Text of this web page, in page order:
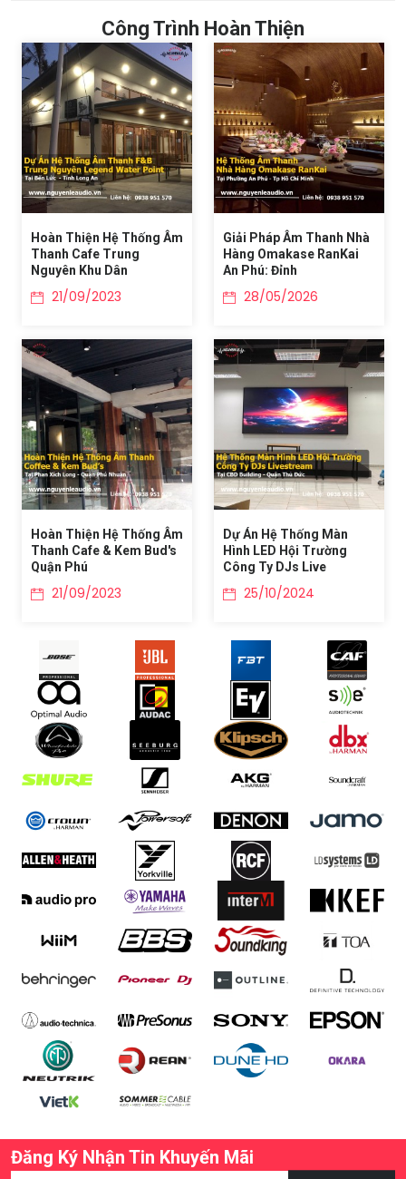
Công Trình Hoàn Thiện
Hoàn Thiện Hệ Thống Âm
Thanh Cafe Trung
Nguyên Khu Dân
21/09/2023
Giải Pháp Âm Thanh Nhà
Hàng Omakase RanKai
An Phú: Đỉnh
28/05/2026
Hoàn Thiện Hệ Thống Âm
Thanh Cafe & Kem Bud's
Quận Phú
21/09/2023
Dự Án Hệ Thống Màn
Hình LED Hội Trường
Công Ty DJs Live
25/10/2024
Đăng Ký Nhận Tin Khuyến Mãi